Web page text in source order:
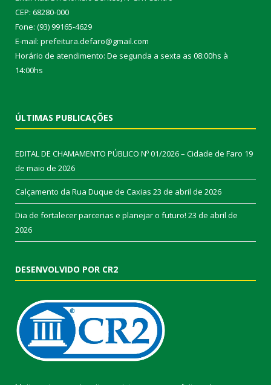
CEP: 68280-000
Fone: (93) 99165-4629
E-mail: prefeitura.defaro@gmail.com
Horário de atendimento: De segunda a sexta as 08:00hs à
14:00hs
ÚLTIMAS PUBLICAÇÕES
EDITAL DE CHAMAMENTO PÚBLICO Nº 01/2026 – Cidade de Faro 19
de maio de 2026
Calçamento da Rua Duque de Caxias 23 de abril de 2026
Dia de fortalecer parcerias e planejar o futuro! 23 de abril de
2026
DESENVOLVIDO POR CR2